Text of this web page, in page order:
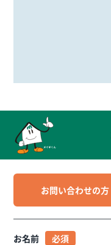
お問い合わせの方
お名前